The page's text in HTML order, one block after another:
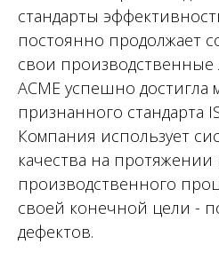
стандарты
постоянно продолжает
свои
ACME успешно достигла
признанного стандарта
Компания использует
качества на протяжении
производственного
своей конечной цели -
дефектов.